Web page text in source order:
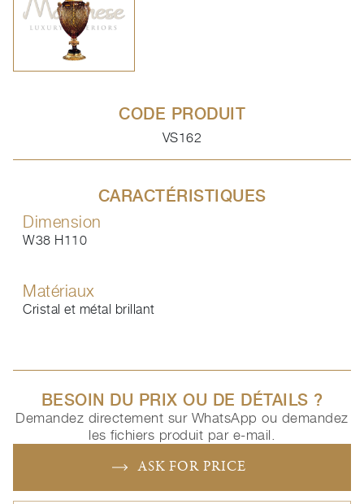
CODE PRODUIT
VS162
CARACTÉRISTIQUES
Dimension
W38 H110
Matériaux
Cristal et métal brillant
BESOIN DU PRIX OU DE DÉTAILS ?
Demandez directement sur WhatsApp ou demandez
les fichiers produit par e-mail.
ASK FOR PRICE